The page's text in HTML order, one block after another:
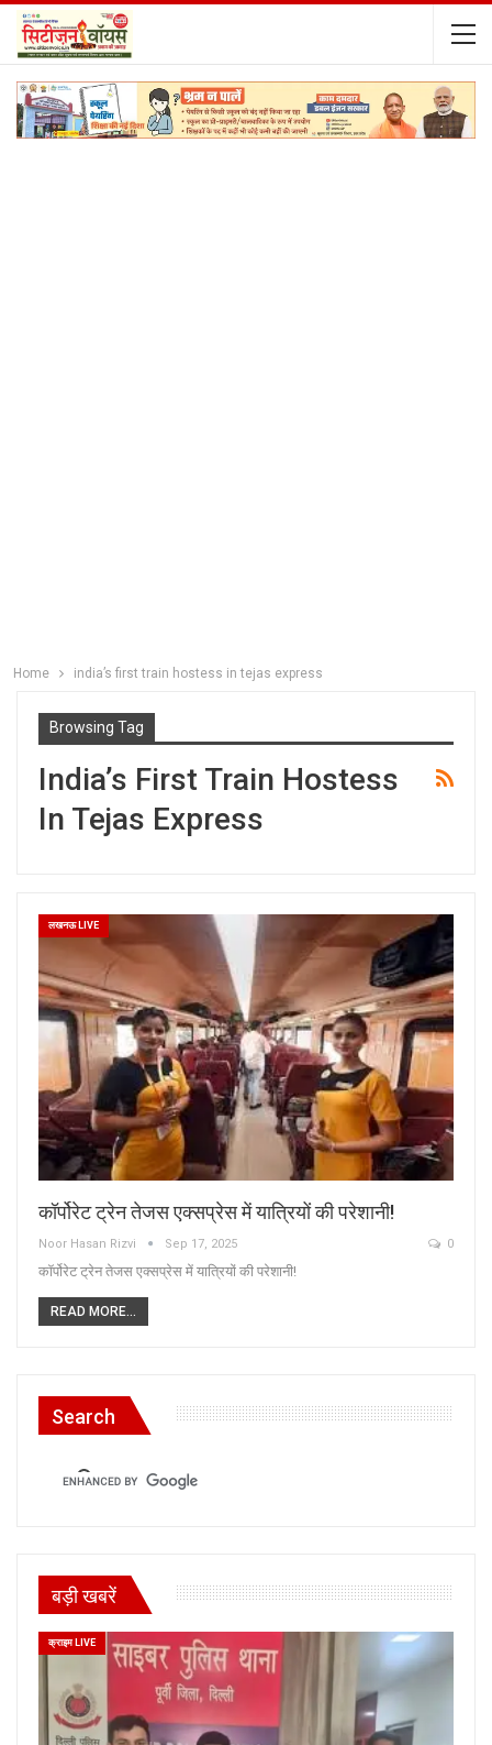
Home india’s first train hostess in tejas express
Browsing Tag
India’s First Train Hostess
In Tejas Express
लखनऊ LIVE
कॉर्पोरेट ट्रेन तेजस एक्सप्रेस में यात्रियों की परेशानी!
Noor Hasan Rizvi Sep 17, 2025 0
कॉर्पोरेट ट्रेन तेजस एक्सप्रेस में यात्रियों की परेशानी!
READ MORE...
Search
बड़ी खबरें
क्राइम LIVE